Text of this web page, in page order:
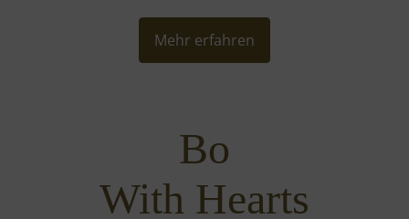
Mehr erfahren
Bo
With Hearts